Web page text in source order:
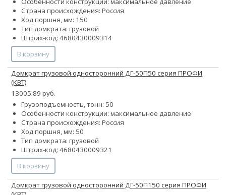
Страна происхождения: Россия
Ход поршня, мм: 150
Тип домкрата: грузовой
Штрих-код: 4680430009314
В корзину
Домкрат грузовой односторонний ДГ-50П50 серия ПРОФИ
(КВТ)
13005.89 руб.
Грузоподъемность, тонн: 50
Особенности конструкции: максимальное давление
Страна происхождения: Россия
Ход поршня, мм: 50
Тип домкрата: грузовой
Штрих-код: 4680430009321
В корзину
Домкрат грузовой односторонний ДГ-50П150 серия ПРОФИ